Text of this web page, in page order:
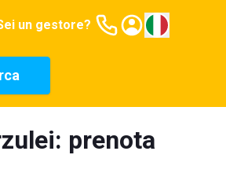
un gestore?
prenota